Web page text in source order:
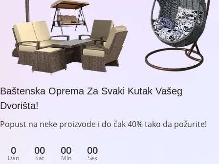
Baštenska Oprema Za Svaki Kutak Vašeg
Dvorišta!
Popust na neke proizvode i do čak 40% tako da požurite!
0
Dan
00
Sat
00
Min
00
Sek